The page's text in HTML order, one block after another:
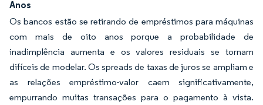
Anos
Os bancos estão se retirando de empréstimos para máquinas
com mais de oito anos porque a probabilidade de
inadimplência aumenta e os valores residuais se tornam
difíceis de modelar. Os spreads de taxas de juros se ampliam e
as relações empréstimo-valor caem significativamente,
empurrando muitas transações para o pagamento à vista.